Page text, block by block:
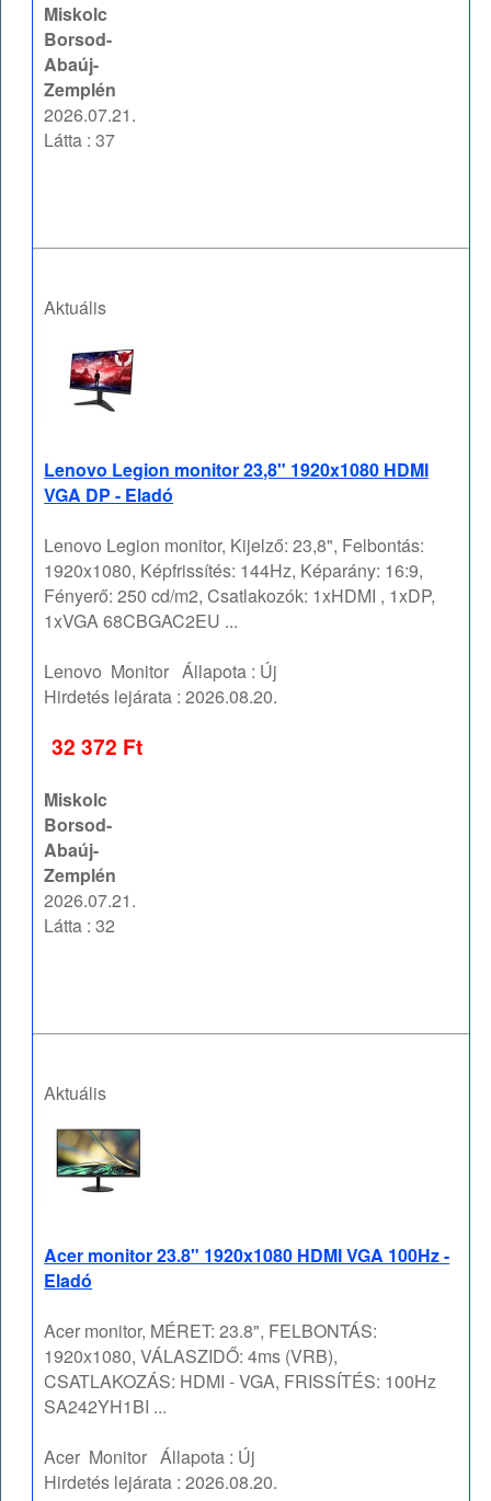
Miskolc
Borsod-
Abaúj-
Zemplén
2026.07.21.
Látta : 37
Aktuális
Lenovo Legion monitor 23,8" 1920x1080 HDMI
VGA DP - Eladó
Lenovo Legion monitor, Kijelző: 23,8", Felbontás:
1920x1080, Képfrissítés: 144Hz, Képarány: 16:9,
Fényerő: 250 cd/m2, Csatlakozók: 1xHDMI , 1xDP,
1xVGA 68CBGAC2EU ...
Lenovo Monitor Állapota : Új
Hirdetés lejárata :2026.08.20.
32 372 Ft
Miskolc
Borsod-
Abaúj-
Zemplén
2026.07.21.
Látta : 32
Aktuális
Acer monitor 23.8" 1920x1080 HDMI VGA 100Hz -
Eladó
Acer monitor, MÉRET: 23.8", FELBONTÁS:
1920x1080, VÁLASZIDŐ: 4ms (VRB),
CSATLAKOZÁS: HDMI - VGA, FRISSÍTÉS: 100Hz
SA242YH1BI ...
Acer Monitor Állapota : Új
Hirdetés lejárata :2026.08.20.